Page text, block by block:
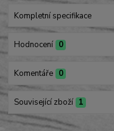
Kompletní specifikace
Hodnocení 0
Komentáře 0
Související zboží 1